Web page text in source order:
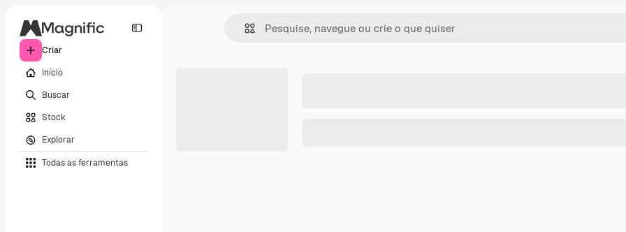
Criar
Início
Buscar
Stock
Explorar
Todas as ferramentas